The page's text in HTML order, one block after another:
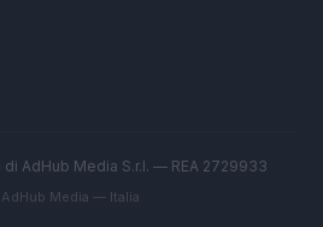
AdHub Media S.r.l. — REA 2729933
Media — Italia